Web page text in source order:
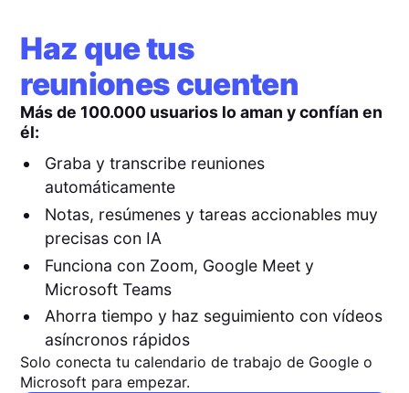
Haz que tus
reuniones cuenten
Más de 100.000 usuarios lo aman y confían en
él:
Graba y transcribe reuniones
automáticamente
Notas, resúmenes y tareas accionables muy
precisas con IA
Funciona con Zoom, Google Meet y
Microsoft Teams
Ahorra tiempo y haz seguimiento con vídeos
asíncronos rápidos
Solo conecta tu calendario de trabajo de Google o
Microsoft para empezar.